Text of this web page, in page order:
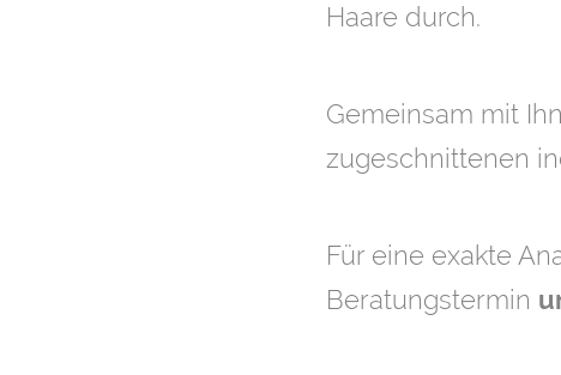
Haare durch.
Gemeinsam mit
zugeschnittenen
Für eine exakte
Beratungstermin